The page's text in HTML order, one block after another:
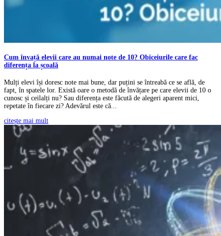
Cum învață elevii care au numai note de 10? Obiceiurile care fac
diferența la școală
Mulți elevi își doresc note mai bune, dar puțini se întreabă ce se află, de
fapt, în spatele lor. Există oare o metodă de învățare pe care elevii de 10 o
cunosc și ceilalți nu? Sau diferența este făcută de alegeri aparent mici,
repetate în fiecare zi? Adevărul este că...
citește mai mult